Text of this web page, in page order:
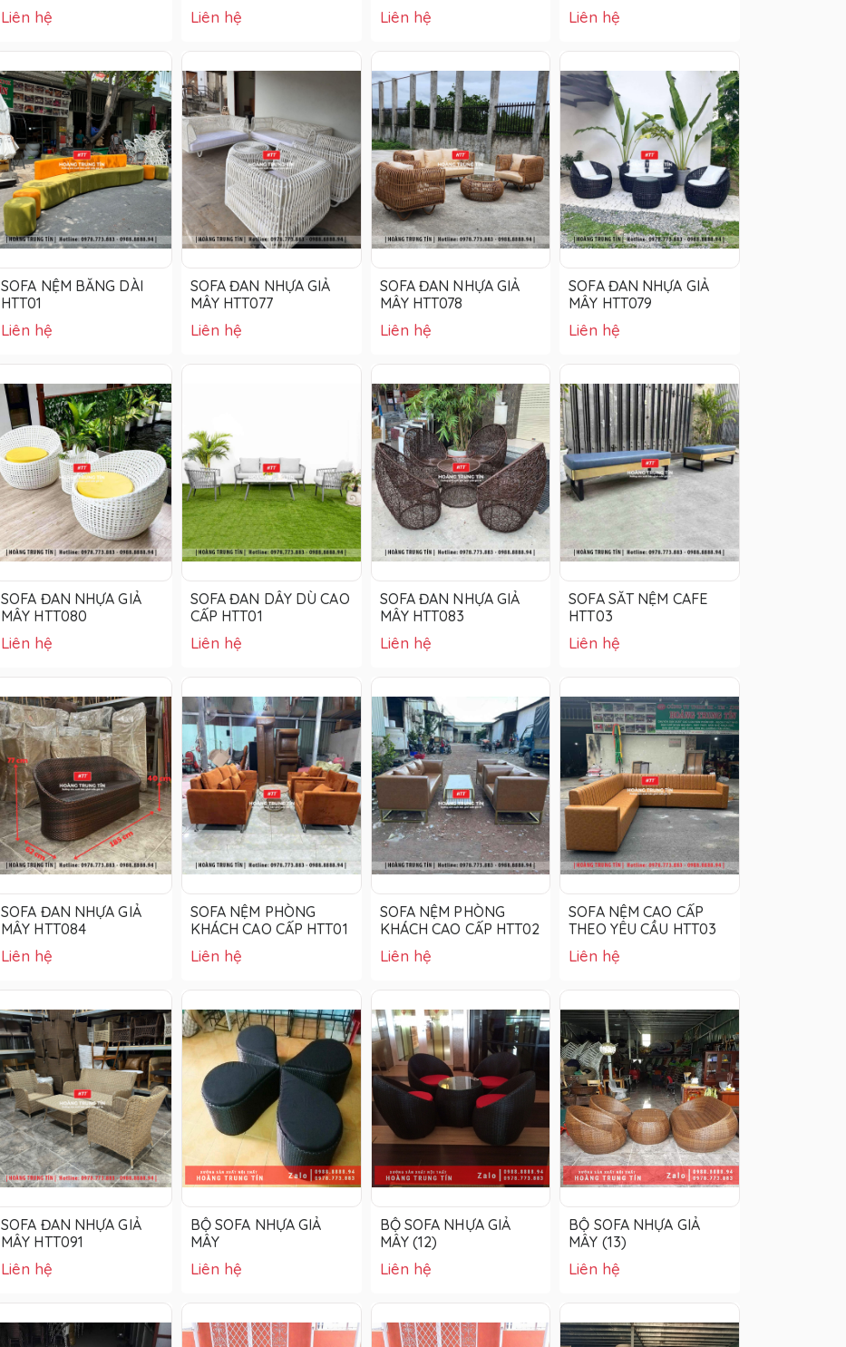
Liên hệ Liên hệ Liên hệ Liên hệ
SOFA NỆM BĂNG DÀI
HTT01
Liên hệ
SOFA ĐAN NHỰA GIẢ
MÂY HTT077
Liên hệ
SOFA ĐAN NHỰA GIẢ
MÂY HTT078
Liên hệ
SOFA ĐAN NHỰA GIẢ
MÂY HTT079
Liên hệ
SOFA ĐAN NHỰA GIẢ
MÂY HTT080
Liên hệ
SOFA ĐAN DÂY DÙ CAO
CẤP HTT01
Liên hệ
SOFA ĐAN NHỰA GIẢ
MÂY HTT083
Liên hệ
SOFA SẮT NỆM CAFE
HTT03
Liên hệ
SOFA ĐAN NHỰA GIẢ
MÂY HTT084
Liên hệ
SOFA NỆM PHÒNG
KHÁCH CAO CẤP HTT01
Liên hệ
SOFA NỆM PHÒNG
KHÁCH CAO CẤP HTT02
Liên hệ
SOFA NỆM CAO CẤP
THEO YÊU CẦU HTT03
Liên hệ
SOFA ĐAN NHỰA GIẢ
MÂY HTT091
Liên hệ
BỘ SOFA NHỰA GIẢ
MÂY
Liên hệ
BỘ SOFA NHỰA GIẢ
MÂY (12)
Liên hệ
BỘ SOFA NHỰA GIẢ
MÂY (13)
Liên hệ